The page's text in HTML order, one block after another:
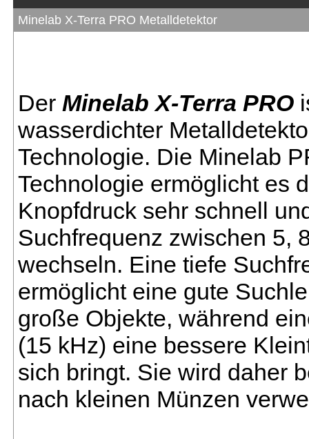
Minelab X-Terra PRO Metalldetektor
Der Minelab X-Terra PRO
wasserdichter
Technologie. Die Minelab
Technologie ermöglicht es
Knopfdruck sehr schnell
Suchfrequenz zwischen 5,
wechseln. Eine tiefe
ermöglicht eine gute
große Objekte, während
(15 kHz) eine bessere
sich bringt. Sie wird daher
nach kleinen Münzen